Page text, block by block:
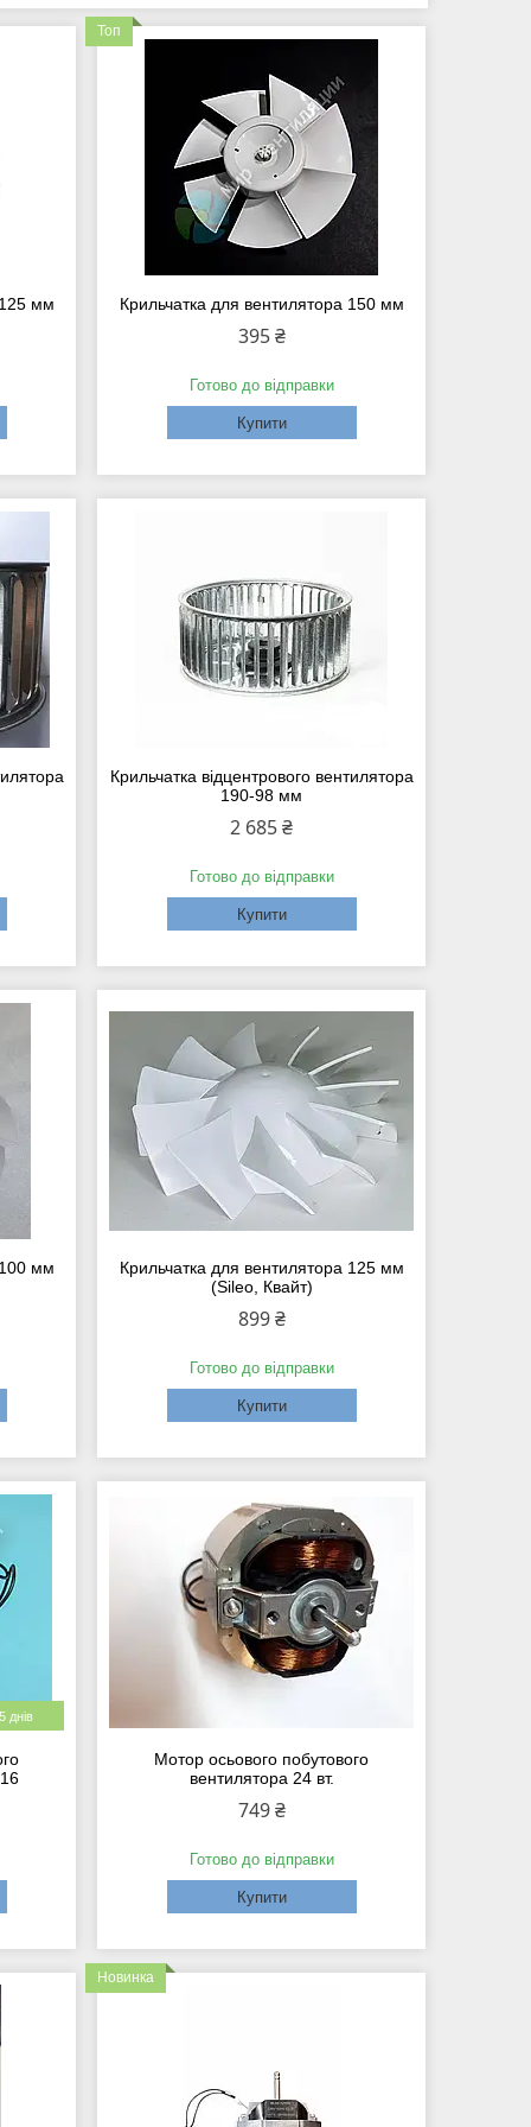
мм
Топ
Крильчатка для вентилятора 150 мм
395 ₴
Готово до відправки
Купити
Крильчатка відцентрового вентилятора
190-98 мм
2 685 ₴
Готово до відправки
Купити
мм
Крильчатка для вентилятора 125 мм
(Sileo, Квайт)
899 ₴
Готово до відправки
Купити
днів
Мотор осьового побутового
вентилятора 24 вт.
749 ₴
Готово до відправки
Купити
Новинка